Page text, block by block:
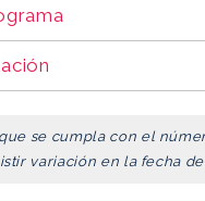
se cumpla con el
variación en la fecha de